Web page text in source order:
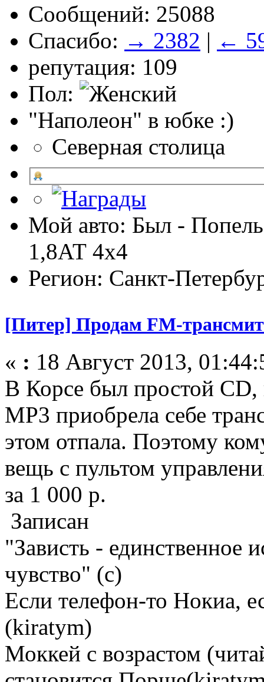
Сообщений: 25088
Спасибо: → 2382 | ←
репутация: 109
Пол:
"Наполеон" в юбке :)
Северная столица
Мой авто: Был -
1,8АТ 4х4
Регион: Санкт-
[Питер] Продам FM-
« : 18 Август 2013,
В Корсе был простой
MP3 приобрела себе
этом отпала. Поэтому
вещь с пультом
за 1 000 р.
Записан
"Зависть - единственное
чувство" (с)
Если телефон-то Нокиа,
(kiratym)
Моккей с возрастом